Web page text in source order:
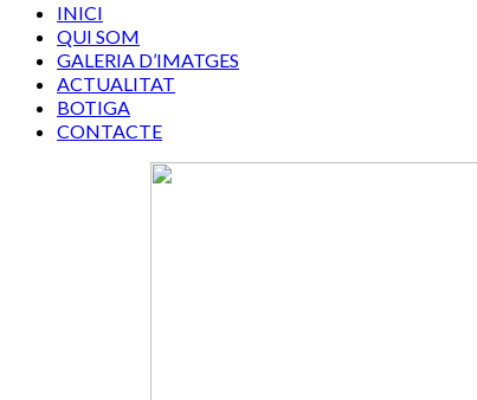
INICI
QUI SOM
GALERIA D’IMATGES
ACTUALITAT
BOTIGA
CONTACTE